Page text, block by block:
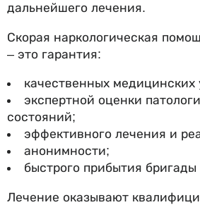
дальнейшего лечения.
Скорая наркологическая
– это гарантия:
качественных медицинских
экспертной оценки
состояний;
эффективного лечения и
анонимности;
быстрого прибытия
Лечение оказывают